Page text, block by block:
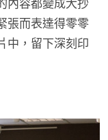
張而表達得零零
中，留下深刻印